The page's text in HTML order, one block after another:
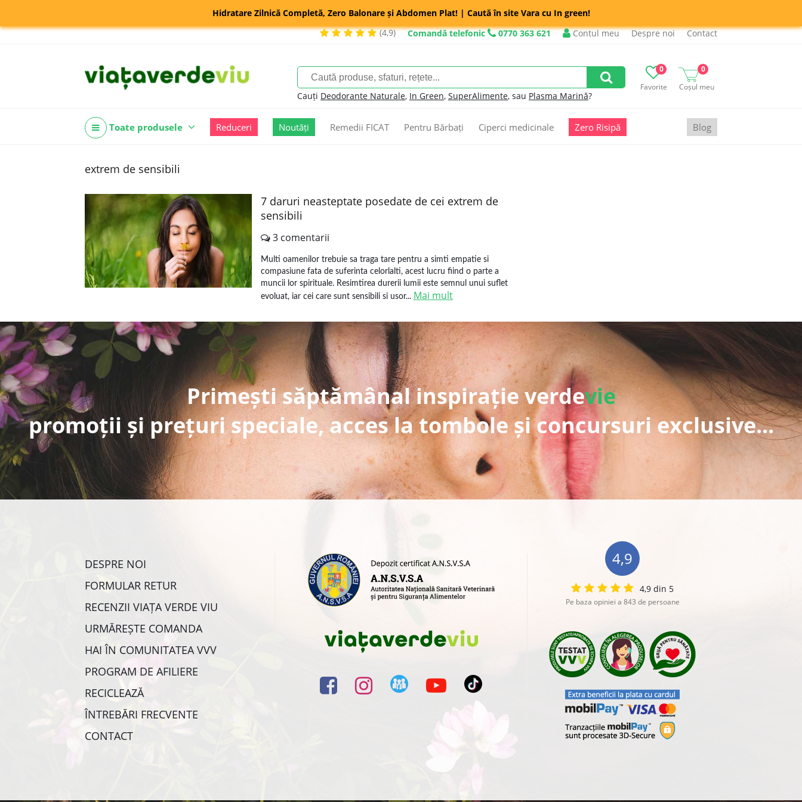
Hidratare Zilnică Completă, Zero Balonare și Abdomen Plat! | Caută în site Vara cu In green!
(4,9)
Comandă telefonic 0770 363 621 Contul meu Despre noi Contact
Favorite
0
Coșul meu
0
Cauți Deodorante Naturale, In Green, SuperAlimente, sau Plasma Marină?
Toate produsele Reduceri Noutăți Remedii FICAT Pentru Bărbați Ciperci medicinale Zero Risipă Blog
extrem de sensibili
7 daruri neasteptate posedate de cei extrem de
sensibili
3 comentarii
Multi oamenilor trebuie sa traga tare pentru a simti empatie si
compasiune fata de suferinta celorlalti, acest lucru fiind o parte a
muncii lor spirituale. Resimtirea durerii lumii este semnul unui suflet
evoluat, iar cei care sunt sensibili si usor... Mai mult
Primești săptămânal inspirație verdevie
promoții și prețuri speciale, acces la tombole și concursuri exclusive...
DESPRE NOI
FORMULAR RETUR
RECENZII VIAȚA VERDE VIU
URMĂREȘTE COMANDA
HAI ÎN COMUNITATEA VVV
PROGRAM DE AFILIERE
RECICLEAZĂ
ÎNTREBĂRI FRECVENTE
CONTACT
4,9
4,9 din 5
Pe baza opiniei a 843 de persoane